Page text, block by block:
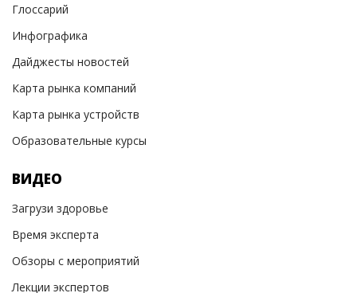
Глоссарий
Инфографика
Дайджесты новостей
Карта рынка компаний
Карта рынка устройств
Образовательные курсы
ВИДЕО
Загрузи здоровье
Время эксперта
Обзоры с мероприятий
Лекции экспертов